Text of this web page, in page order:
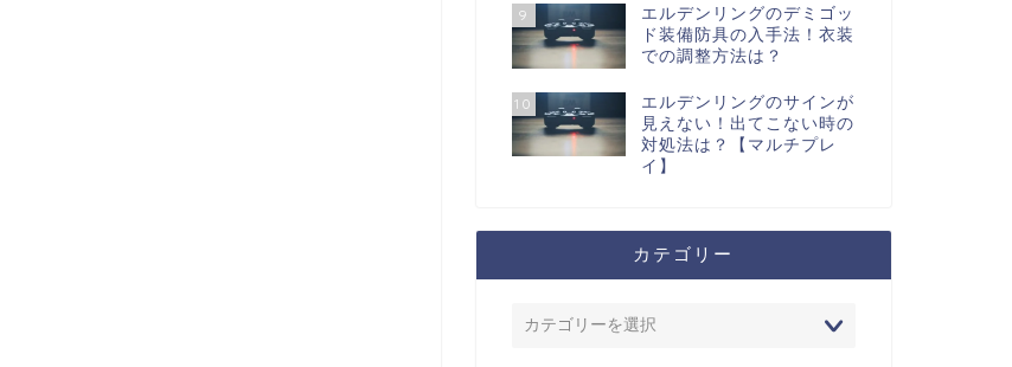
9
エルデンリングのデミゴッ
ド装備防具の入手法！衣装
での調整方法は？
10
エルデンリングのサインが
見えない！出てこない時の
対処法は？【マルチプレ
イ】
カテゴリー